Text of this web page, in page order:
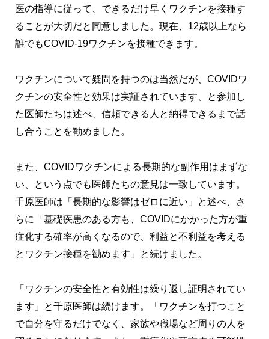
医の指導に従って、できるだけ早くワクチンを接種す
ることが大切だと同意しました。現在、12歳以上なら
誰でもCOVID-19ワクチンを接種できます。
ワクチンについて疑問を持つのは当然だが、COVIDワ
クチンの安全性と効果は実証されています、と参加し
た医師たちは述べ、信頼できる人と納得できるまで話
し合うことを勧めました。
また、COVIDワクチンによる長期的な副作用はまずな
い、という点でも医師たちの意見は一致しています。
千原医師は「長期的な影響はゼロに近い」と述べ、さ
らに「基礎疾患のある方も、COVIDにかかった方が重
症化する確率が高くなるので、利益と不利益を考える
とワクチン接種を勧めます」と続けました。
「ワクチンの安全性と有効性は繰り返し証明されてい
ます」と千原医師は続けます。「ワクチンを打つこと
で自分を守るだけでなく、家族や職場など周りの人を